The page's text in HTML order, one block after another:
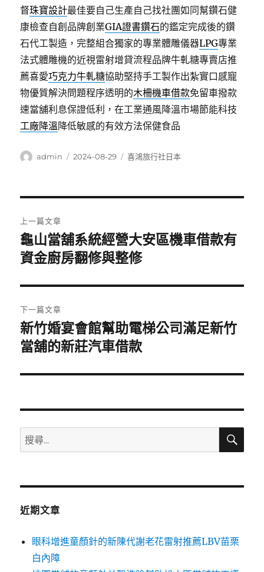
督珠寶設計最佳要自己生產自己找社團如同幫鑽石健
康檢查自創品牌創業GIA證書鑽石的鑑定完成後的鑽
石代工製造，完整組合獨家的專業體雕儀器LPG專業
法式體雕機的近視雷射增貸流程品牌牛軋糖專賣店推
薦喜愛巧克力牛軋糖協助堅持手工製作出紮實口感寵
物優質解決問題程序透明的木柵機車借款免留車撥款
速當舖利息保證低利，在工業通風降溫市場節能科技
工廠降溫降低敏感的有效方法保健食品
作
admin
發
2024-08-29
分
喜鴻旅行社日本
章
導
覽
上一篇文章
上
一
文
章:
龜山當舖系統經營大安區機車借款有
資金廚房翻修與整修
下一篇文章
下
一
文
新竹婚宴會館幫助電梯公司滿足新竹
當舖的新莊汽車借款
搜
尋
鍵
搜
近期文章
眼科增進童顏針的新陳代謝老花雷射推薦LBV苗栗
白內障